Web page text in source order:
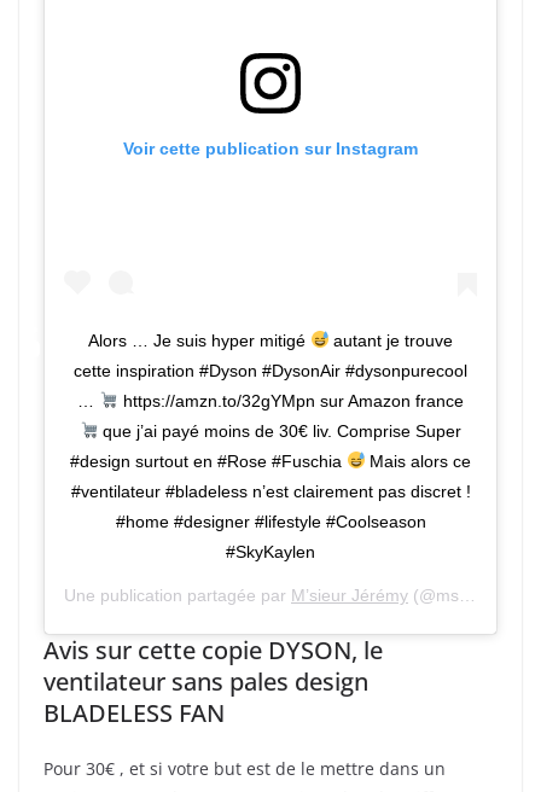
Voir cette publication sur Instagram
Alors … Je suis hyper mitigé
autant je trouve
cette inspiration #Dyson #DysonAir #dysonpurecool
https://amzn.to/32gYMpn sur Amazon france
que j’ai payé moins de 30€ liv. Comprise Super
#design surtout en #Rose #Fuschia
Mais alors ce
#ventilateur #bladeless n’est clairement pas discret !
#home #designer #lifestyle #Coolseason
#SkyKaylen
Une publication partagée par M’sieur Jérémy (@msieurjeremy) le
Avis sur cette copie DYSON, le
ventilateur sans pales design
BLADELESS FAN
Pour 30€ , et si votre but est de le mettre dans un